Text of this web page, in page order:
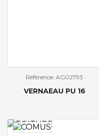
Référence: AG02793
VERNAEAU PU 16